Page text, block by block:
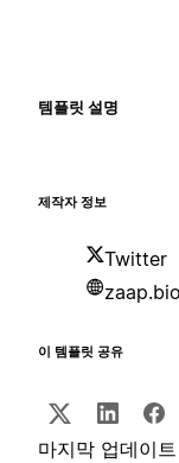
템플릿 설명
제작자 정보
Twitter
이 템플릿 공유
마지막 업데이